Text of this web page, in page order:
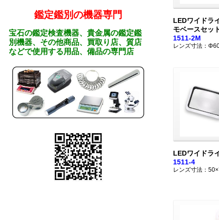
LEDワイドラ
モベースセッ
1511-2M
レンズ寸法：
LEDワイドラ
1511-4
レンズ寸法：
鑑定鑑別の機器専門
宝石の鑑定検査機器、貴金属の鑑定鑑
別機器、その他商品、買取り店、質店
などで使用する用品、備品の専門店